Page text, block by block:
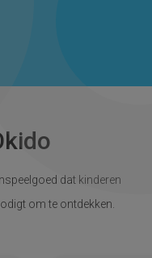
dat kinderen
om te ontdekken.